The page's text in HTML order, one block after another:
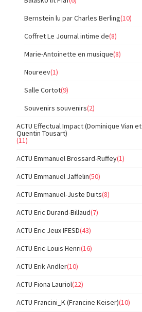
Bernstein lu par Charles Berling(10)
Coffret Le Journal intime de(8)
Marie-Antoinette en musique(8)
Noureev(1)
Salle Cortot(9)
Souvenirs souvenirs(2)
ACTU Effectual Impact (Dominique Vian et
Quentin Tousart)
(11)
ACTU Emmanuel Brossard-Ruffey(1)
ACTU Emmanuel Jaffelin(50)
ACTU Emmanuel-Juste Duits(8)
ACTU Eric Durand-Billaud(7)
ACTU Eric Jeux IFESD(43)
ACTU Eric-Louis Henri(16)
ACTU Erik Andler(10)
ACTU Fiona Lauriol(22)
ACTU Francini_K (Francine Keiser)(10)